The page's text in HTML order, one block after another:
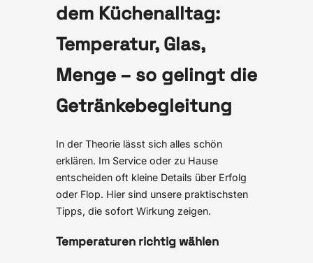
dem Küchenalltag:
Temperatur, Glas,
Menge – so gelingt die
Getränkebegleitung
In der Theorie lässt sich alles schön
erklären. Im Service oder zu Hause
entscheiden oft kleine Details über Erfolg
oder Flop. Hier sind unsere praktischsten
Tipps, die sofort Wirkung zeigen.
Temperaturen richtig wählen